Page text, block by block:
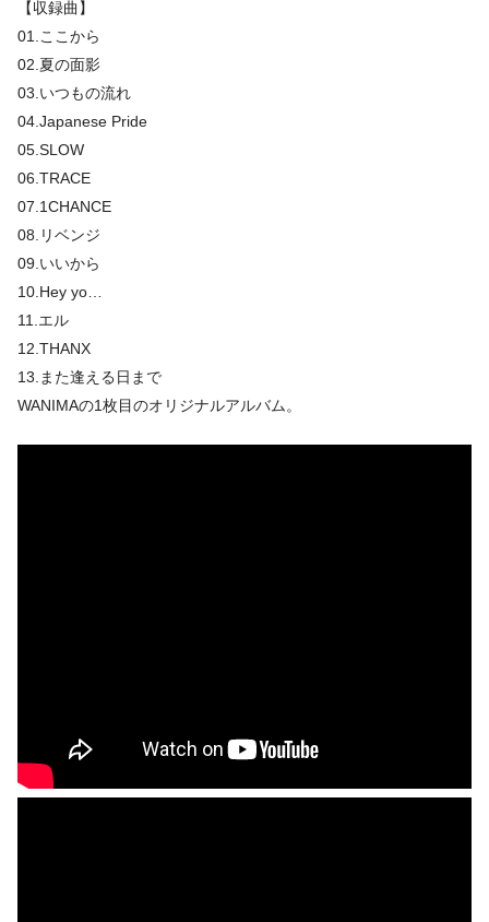
【収録曲】
01.ここから
02.夏の面影
03.いつもの流れ
04.Japanese Pride
05.SLOW
06.TRACE
07.1CHANCE
08.リベンジ
09.いいから
10.Hey yo…
11.エル
12.THANX
13.また逢える日まで
WANIMAの1枚目のオリジナルアルバム。